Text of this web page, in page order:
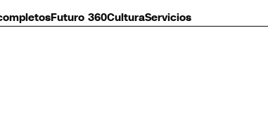
Futuro 360CulturaServicios